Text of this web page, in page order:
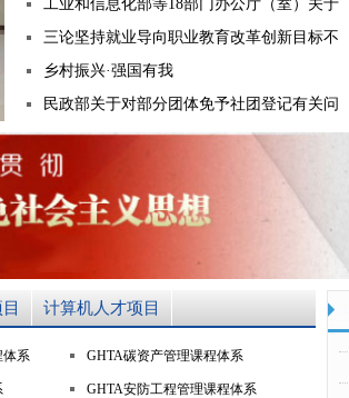
注册
登录
研
工业和信息化部等18部门办公厅（室）关于
三论坚持就业导向职业教育改革创新目标不
乡村振兴·强国有我
民政部关于对部分团体免予社团登记有关问
计算机人才项目
系 GHTA碳资产管理课程体系
GHTA安防工程管理课程体系